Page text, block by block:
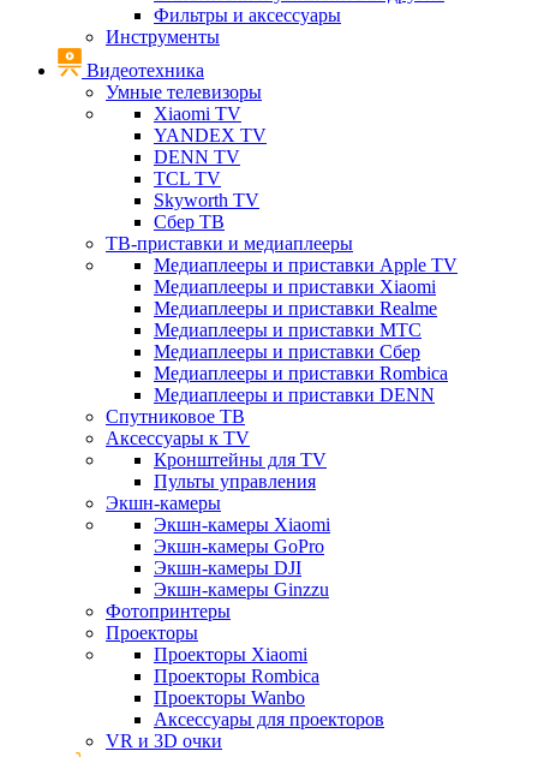
Фильтры и аксессуары
Инструменты
Видеотехника
Умные телевизоры
Xiaomi TV
YANDEX TV
DENN TV
TCL TV
Skyworth TV
Сбер ТВ
ТВ-приставки и медиаплееры
Медиаплееры и приставки Apple TV
Медиаплееры и приставки Xiaomi
Медиаплееры и приставки Realme
Медиаплееры и приставки МТС
Медиаплееры и приставки Сбер
Медиаплееры и приставки Rombica
Медиаплееры и приставки DENN
Спутниковое ТВ
Аксессуары к TV
Кронштейны для TV
Пульты управления
Экшн-камеры
Экшн-камеры Xiaomi
Экшн-камеры GoPro
Экшн-камеры DJI
Экшн-камеры Ginzzu
Фотопринтеры
Проекторы
Проекторы Xiaomi
Проекторы Rombica
Проекторы Wanbo
Аксессуары для проекторов
VR и 3D очки